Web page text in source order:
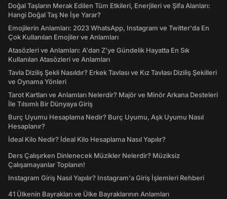
Doğal Taşların Merak Edilen Tüm Etkileri, Enerjileri ve Şifa Alanları:
Hangi Doğal Taş Ne İşe Yarar?
Emojilerin Anlamları: 2023 WhatsApp, Instagram ve Twitter'da En
Çok Kullanılan Emojiler ve Anlamları
Atasözleri ve Anlamları: A'dan Z'ye Gündelik Hayatta En Sık
Kullanılan Atasözleri ve Anlamları
Tavla Diziliş Şekli Nasıldır? Erkek Tavlası ve Kız Tavlası Diziliş Şekilleri
ve Oynama Yönleri
Tarot Kartları ve Anlamları Nelerdir? Majör ve Minör Arkana Desteleri
İle Tılsımlı Bir Dünyaya Giriş
Burç Uyumu Hesaplama Nedir? Burç Uyumu, Aşk Uyumu Nasıl
Hesaplanır?
İdeal Kilo Nedir? İdeal Kilo Hesaplama Nasıl Yapılır?
Ders Çalışırken Dinlenecek Müzikler Nelerdir? Müziksiz
Çalışamayanlar Toplanın!
Instagram Giriş Nasıl Yapılır? Instagram'a Giriş İşlemleri Rehberi
41 Ülkenin Bayrakları ve Ülke Bayraklarının Anlamları